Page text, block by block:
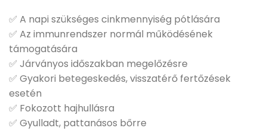
✅ A napi szükséges cinkmennyiség pótlására
✅ Az immunrendszer normál működésének
támogatására
✅ Járványos időszakban megelőzésre
✅ Gyakori betegeskedés, visszatérő fertőzések
esetén
✅ Fokozott hajhullásra
✅ Gyulladt, pattanásos bőrre